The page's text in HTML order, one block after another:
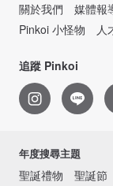
關於我們
媒體報
Pinkoi 小怪物
人
追蹤 Pinkoi
年度搜尋主題
聖誕禮物 聖誕節